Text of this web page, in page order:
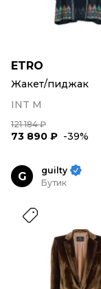
ETRO
Жакет/пиджак
INT M
121 184 ₽
73 890 ₽ -39%
G
guilty
Бутик